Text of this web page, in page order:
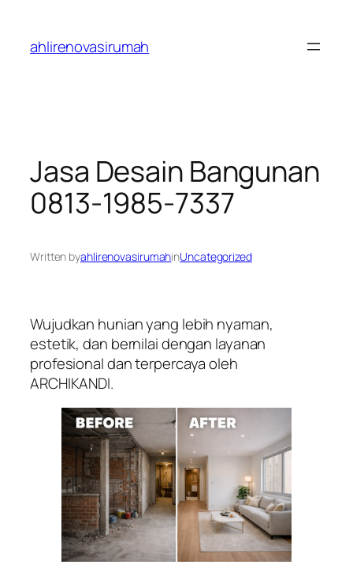
content
ahlirenovasirumah
Jasa Desain Bangunan
0813-1985-7337
Written byahlirenovasirumahinUncategorized
Wujudkan hunian yang lebih nyaman,
estetik, dan bernilai dengan layanan
profesional dan terpercaya oleh
ARCHIKANDI.